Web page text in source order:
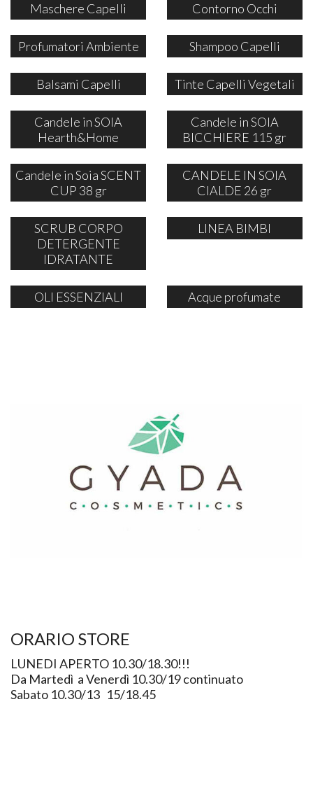
Maschere Capelli Contorno Occhi
Profumatori Ambiente Shampoo Capelli
Balsami Capelli Tinte Capelli Vegetali
Candele in SOIA
Hearth&Home
Candele in SOIA
BICCHIERE 115 gr
Candele in Soia SCENT
CUP 38 gr
CANDELE IN SOIA
CIALDE 26 gr
SCRUB CORPO
DETERGENTE
IDRATANTE
LINEA BIMBI
OLI ESSENZIALI Acque profumate
ORARIO STORE
LUNEDI APERTO 10.30/18.30!!!
Da Martedì a Venerdì 10.30/19 continuato
Sabato 10.30/13 15/18.45